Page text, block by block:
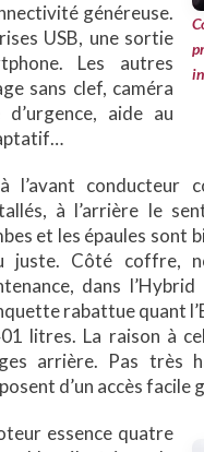
généreuse.
USB, une sortie
Les autres
sans clef, caméra
aide au
l’avant conducteur
à l’arrière le
et les épaules sont
juste. Côté coffre,
dans
rabattue quant
litres. La raison à
arrière. Pas très
d’un accès
essence quatre